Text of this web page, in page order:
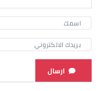
ارسال